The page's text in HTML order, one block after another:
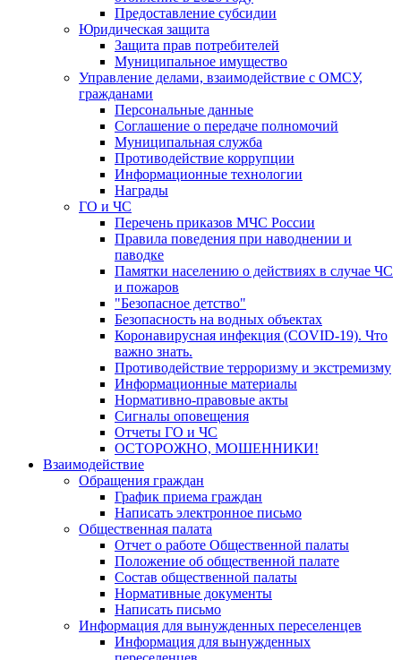
Предоставление субсидии
Юридическая защита
Защита прав потребителей
Муниципальное имущество
Управление делами, взаимодействие с ОМСУ,
гражданами
Персональные данные
Соглашение о передаче полномочий
Муниципальная служба
Противодействие коррупции
Информационные технологии
Награды
ГО и ЧС
Перечень приказов МЧС России
Правила поведения при наводнении и
паводке
Памятки населению о действиях в случае ЧС
и пожаров
"Безопасное детство"
Безопасность на водных объектах
Коронавирусная инфекция (COVID-19). Что
важно знать.
Противодействие терроризму и экстремизму
Информационные материалы
Нормативно-правовые акты
Сигналы оповещения
Отчеты ГО и ЧС
ОСТОРОЖНО, МОШЕННИКИ!
Взаимодействие
Обращения граждан
График приема граждан
Написать электронное письмо
Общественная палата
Отчет о работе Общественной палаты
Положение об общественной палате
Состав общественной палаты
Нормативные документы
Написать письмо
Информация для вынужденных переселенцев
Информация для вынужденных